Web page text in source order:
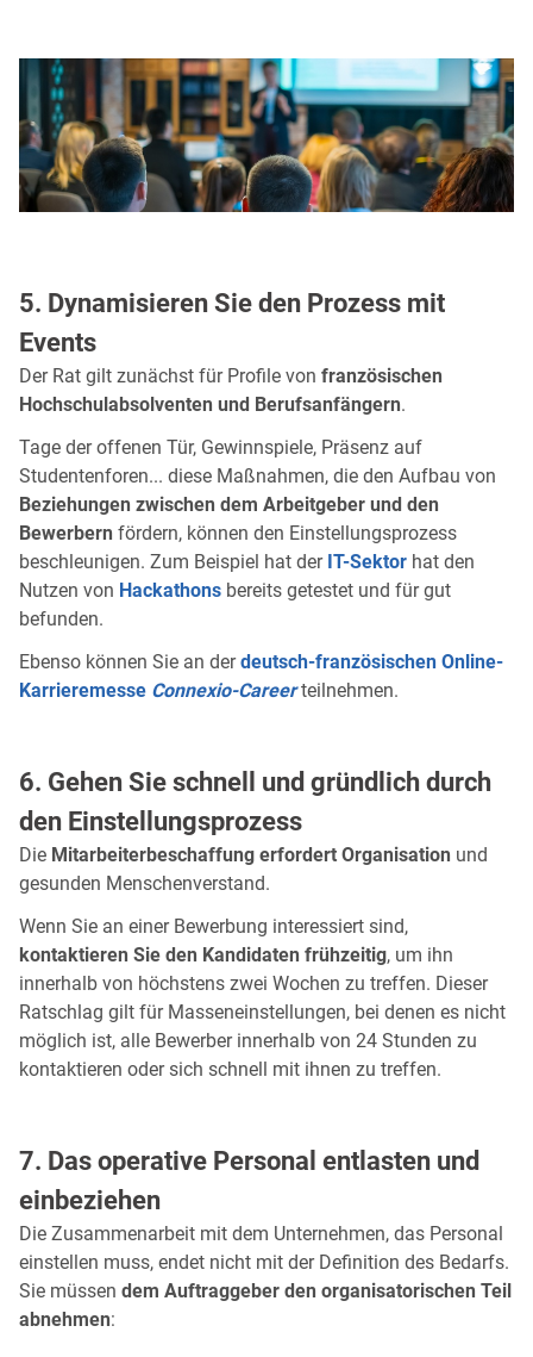
5. Dynamisieren Sie den Prozess mit
Events
Der Rat gilt zunächst für Profile von französischen
Hochschulabsolventen und Berufsanfängern.
Tage der offenen Tür, Gewinnspiele, Präsenz auf
Studentenforen... diese Maßnahmen, die den Aufbau von
Beziehungen zwischen dem Arbeitgeber und den
Bewerbern fördern, können den Einstellungsprozess
beschleunigen. Zum Beispiel hat der IT-Sektor hat den
Nutzen von Hackathons bereits getestet und für gut
befunden.
Ebenso können Sie an derdeutsch-französischen Online-
Karrieremesse Connexio-Careerteilnehmen.
6. Gehen Sie schnell und gründlich durch
den Einstellungsprozess
Die Mitarbeiterbeschaffung erfordert Organisation und
gesunden Menschenverstand.
Wenn Sie an einer Bewerbung interessiert sind,
kontaktieren Sie den Kandidaten frühzeitig, um ihn
innerhalb von höchstens zwei Wochen zu treffen. Dieser
Ratschlag gilt für Masseneinstellungen, bei denen es nicht
möglich ist, alle Bewerber innerhalb von 24 Stunden zu
kontaktieren oder sich schnell mit ihnen zu treffen.
7. Das operative Personal entlasten und
einbeziehen
Die Zusammenarbeit mit dem Unternehmen, das Personal
einstellen muss, endet nicht mit der Definition des Bedarfs.
Sie müssen dem Auftraggeber den organisatorischen Teil
abnehmen: